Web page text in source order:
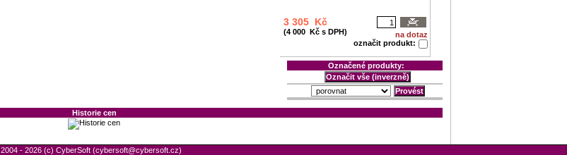
na dotaz
označit produkt:
3 305 Kč
(4 000 Kč s DPH)
Označené produkty:
Historie cen
2004 - 2026 (c) CyberSoft(cybersoft@cybersoft.cz)